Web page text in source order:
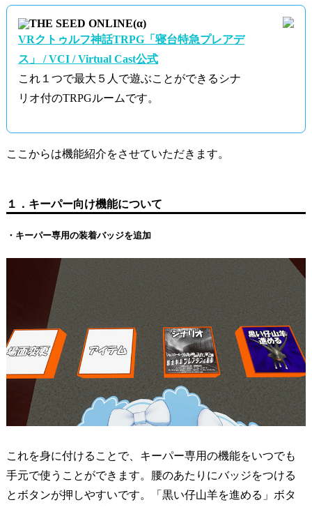
THE SEED ONLINE(α)
VRクトゥルフ神話TRPG「寝台特急プレアデ
ス」 / VCI / Virtual Cast公式
これ１つで最大５人で遊ぶことができるシナ
リオ付のTRPGルームです。
ここからは機能紹介をさせていただきます。
１．キーパー向け機能について
・キーパー専用の装着バッジを追加
これを身に付けることで、キーパー専用の機能をいつでも
手元で使うことができます。腰のあたりにバッジをつける
とボタンが押しやすいです。「黒い仔山羊を進める」ボタ